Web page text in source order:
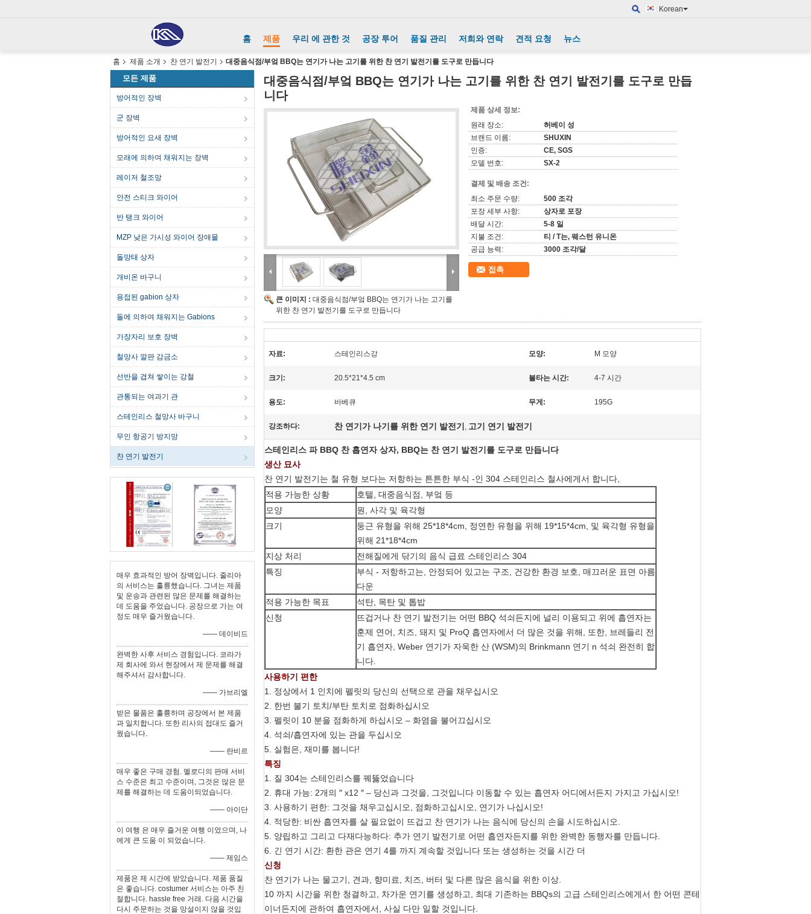
Korean
홈 제품 우리 에 관한 것 공장 투어 품질 관리 저희와 연락 견적 요청 뉴스
홈 제품 소개 찬 연기 발전기 대중음식점/부엌 BBQ는 연기가 나는 고기를 위한 찬 연기 발전기를 도구로 만듭니다
모든 제품
방어적인 장벽
군 장벽
방어적인 요새 장벽
모래에 의하여 채워지는 장벽
레이저 철조망
안전 스티크 와이어
반 탱크 와이어
MZP 낮은 가시성 와이어 장애물
돌망태 상자
개비온 바구니
용접된 gabion 상자
돌에 의하여 채워지는 Gabions
가장자리 보호 장벽
철망사 깔판 감금소
선반을 겹쳐 쌓이는 강철
관통되는 여과기 관
스테인리스 철망사 바구니
무인 항공기 방지망
찬 연기 발전기
매우 효과적인 방어 장벽입니다. 줄리아
의 서비스는 훌륭했습니다. 그녀는 제품
및 운송과 관련된 많은 문제를 해결하는
데 도움을 주었습니다. 공장으로 가는 여
정도 매우 즐거웠습니다.
—— 데이비드
완벽한 사후 서비스 경험입니다. 코라가
제 회사에 와서 현장에서 제 문제를 해결
해주셔서 감사합니다.
—— 가브리엘
받은 물품은 훌륭하며 공장에서 본 제품
과 일치합니다. 또한 리사의 접대도 즐거
웠습니다.
—— 란비르
매우 좋은 구매 경험. 멜로디의 판매 서비
스 수준은 최고 수준이며, 그것은 많은 문
제를 해결하는 데 도움이되었습니다.
—— 아이단
이 여행 은 매우 즐거운 여행 이었으며, 나
에게 큰 도움 이 되었습니다.
—— 제임스
제품은 제 시간에 받았습니다. 제품 품질
은 좋습니다. costumer 서비스는 아주 친
절합니다. hassle free 거래. 다음 시간을
다시 주문하는 것을 망설이지 않을 것입
대중음식점/부엌 BBQ는 연기가 나는 고기를 위한 찬 연기 발전기를 도구로 만듭
니다
큰 이미지 : 대중음식점/부엌 BBQ는 연기가 나는 고기를
위한 찬 연기 발전기를 도구로 만듭니다
제품 상세 정보:
원래 장소:
허베이 성
브랜드 이름:
SHUXIN
인증:
CE, SGS
모델 번호:
SX-2
결제 및 배송 조건:
최소 주문 수량:
500 조각
포장 세부 사항:
상자로 포장
배달 시간:
5-8 일
지불 조건:
티 / T는, 웨스턴 유니온
공급 능력:
3000 조각/달
접촉
자료: 스테인리스강 모양: M 모양
크기: 20.5*21*4.5 cm 불타는 시간: 4-7 시간
용도: 바베큐 무게: 195G
강조하다: 찬 연기가 나기를 위한 연기 발전기 , 고기 연기 발전기
스테인리스 파 BBQ 찬 흡연자 상자, BBQ는 찬 연기 발전기를 도구로 만듭니다
생산 묘사
찬 연기 발전기는 철 유형 보다는 저항하는 튼튼한 부식 -인 304 스테인리스 철사에게서 합니다,
적용 가능한 상황
호텔, 대중음식점, 부엌 등
모양
원, 사각 및 육각형
크기
둥근 유형을 위해 25*18*4cm, 정연한 유형을 위해 19*15*4cm, 및 육각형 유형을
위해 21*18*4cm
지상 처리
전해질에게 닦기의 음식 급료 스테인리스 304
특징
부식 - 저항하고는, 안정되어 있고는 구조, 건강한 환경 보호, 매끄러운 표면 아름
다운
적용 가능한 목표
석탄, 목탄 및 톱밥
신청
뜨겁거나 찬 연기 발전기는 어떤 BBQ 석쇠든지에 널리 이용되고 위에 흡연자는
훈제 연어, 치즈, 돼지 및 ProQ 흡연자에서 더 많은 것을 위해, 또한, 브레들리 전
기 흡연자, Weber 연기가 자욱한 산 (WSM)의 Brinkmann 연기 n 석쇠 완전히 합
니다.
사용하기 편한
1. 정상에서 1 인치에 펠릿의 당신의 선택으로 관을 채우십시오
2. 한번 불기 토치/부탄 토치로 점화하십시오
3. 펠릿이 10 분을 점화하게 하십시오 – 화염을 불어끄십시오
4. 석쇠/흡연자에 있는 관을 두십시오
5. 실험은, 재미를 봅니다!
특징
1. 질 304는 스테인리스를 꿰뚫었습니다
2. 휴대 가능: 2개의 ″ x12 ″ – 당신과 그것을, 그것입니다 이동할 수 있는 흡연자 어디에서든지 가지고 가십시오!
3. 사용하기 편한: 그것을 채우고십시오, 점화하고십시오, 연기가 나십시오!
4. 적당한: 비싼 흡연자를 살 필요없이 뜨겁고 찬 연기가 나는 음식에 당신의 손을 시도하십시오.
5. 양립하고 그리고 다재다능하다: 추가 연기 발전기로 어떤 흡연자든지를 위한 완벽한 동행자를 만듭니다.
6. 긴 연기 시간: 환한 관은 연기 4를 까지 계속할 것입니다 또는 생성하는 것을 시간 더
신청
찬 연기가 나는 물고기, 견과, 향미료, 치즈, 버터 및 다른 많은 음식을 위한 이상.
10 까지 시간을 위한 청결하고, 차가운 연기를 생성하고, 최대 기존하는 BBQs의 고급 스테인리스에게서 한 어떤 콘테
이너든지에 관하여 흡연자에서, 사실 다만 일할 것입니다.